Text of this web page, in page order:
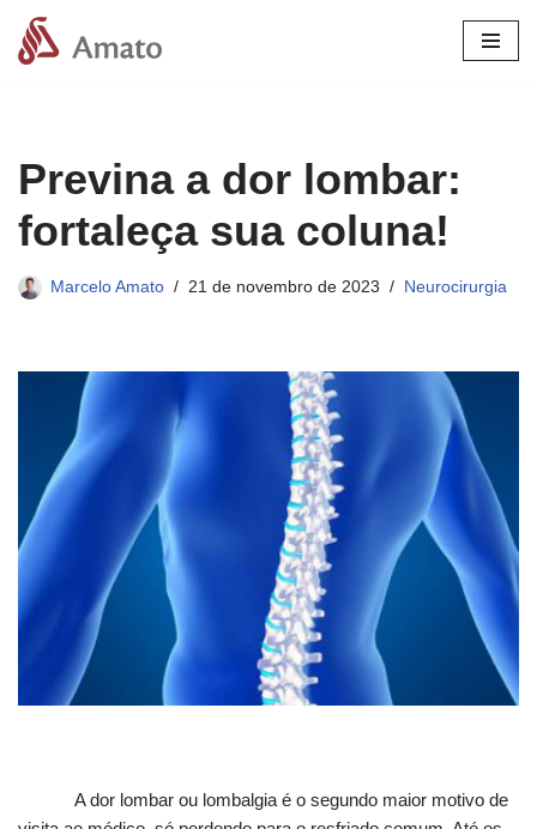
Pular
Previna a dor lombar:
fortaleça sua coluna!
Marcelo Amato 21 de novembro de 2023 Neurocirurgia
A dor lombar ou lombalgia é o segundo maior motivo de